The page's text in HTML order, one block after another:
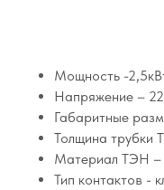
Мощность -
Напряжение –
Габаритные
Толщина трубки
Материал ТЭН –
Тип контактов -